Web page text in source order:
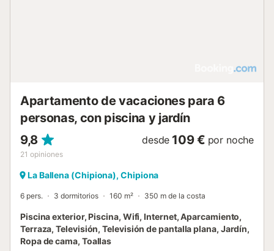
Apartamento de vacaciones para 6
personas, con piscina y jardín
9,8
21 opiniones
desde 109 € por noche
La Ballena (Chipiona), Chipiona
6 pers. 3 dormitorios 160 m² 350 m de la costa
Piscina exterior, Piscina, Wifi, Internet, Aparcamiento,
Terraza, Televisión, Televisión de pantalla plana, Jardín,
Ropa de cama, Toallas